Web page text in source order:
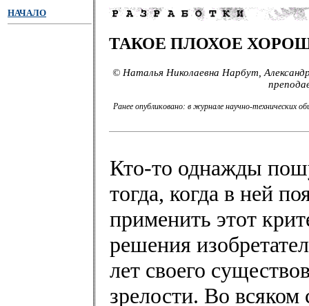
НАЧАЛО
ТАКОЕ ПЛОХОЕ
© Наталья Николаевна Нарбут,
Ранее опубликовано: в журнале научно-технических
Кто-то однажды
тогда, когда в ней
применить этот
решения
лет своего
зрелости. Во всяком